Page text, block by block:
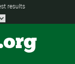
results